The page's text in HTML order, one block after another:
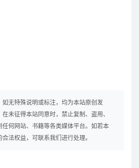
如无特殊说明或标注，均为本站原创发
未征得本站同意时，禁止复制、盗用、
任何网站、书籍等各类媒体平台。如若本
法权益，可联系我们进行处理。